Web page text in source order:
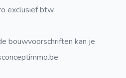
exclusief btw.
bouwvoorschriften kan je